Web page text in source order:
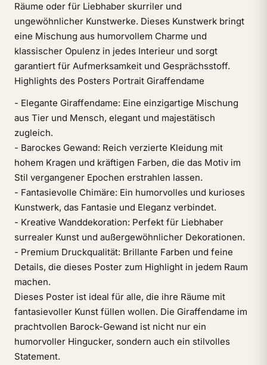
Räume oder für Liebhaber skurriler und
ungewöhnlicher Kunstwerke. Dieses Kunstwerk bringt
eine Mischung aus humorvollem Charme und
klassischer Opulenz in jedes Interieur und sorgt
garantiert für Aufmerksamkeit und Gesprächsstoff.
Highlights des Posters Portrait Giraffendame
- Elegante Giraffendame: Eine einzigartige Mischung
aus Tier und Mensch, elegant und majestätisch
zugleich.
- Barockes Gewand: Reich verzierte Kleidung mit
hohem Kragen und kräftigen Farben, die das Motiv im
Stil vergangener Epochen erstrahlen lassen.
- Fantasievolle Chimäre: Ein humorvolles und kurioses
Kunstwerk, das Fantasie und Eleganz verbindet.
- Kreative Wanddekoration: Perfekt für Liebhaber
surrealer Kunst und außergewöhnlicher Dekorationen.
- Premium Druckqualität: Brillante Farben und feine
Details, die dieses Poster zum Highlight in jedem Raum
machen.
Dieses Poster ist ideal für alle, die ihre Räume mit
fantasievoller Kunst füllen wollen. Die Giraffendame im
prachtvollen Barock-Gewand ist nicht nur ein
humorvoller Hingucker, sondern auch ein stilvolles
Statement.